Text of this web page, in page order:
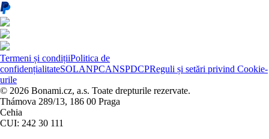
Termeni și condițiiPolitica de
confidențialitateSOLANPCANSPDCPReguli și setări privind Cookie-
urile
© 2026 Bonami.cz, a.s. Toate drepturile rezervate.
Thámova 289/13, 186 00 Praga
Cehia
CUI: 242 30 111